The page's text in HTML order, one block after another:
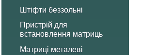
Штіфти беззольні
Пристрій для
встановлення матриць
Матриці металеві